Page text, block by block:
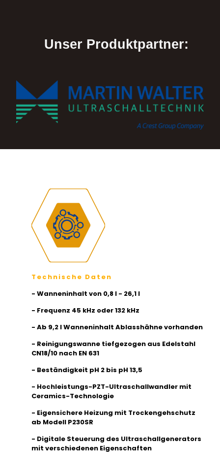
Unser Produktpartner:
Technische Daten
- Wanneninhalt von 0,8 l - 26,1 l
- Frequenz 45 kHz oder 132 kHz
- Ab 9,2 l Wanneninhalt Ablasshähne vorhanden
- Reinigungswanne tiefgezogen aus Edelstahl
CN18/10 nach EN 631
- Beständigkeit pH 2 bis pH 13,5
- Hochleistungs-PZT-Ultraschallwandler mit
Ceramics-Technologie
- Eigensichere Heizung mit Trockengehschutz
ab Modell P230SR
- Digitale Steuerung des Ultraschallgenerators
mit verschiedenen Eigenschaften